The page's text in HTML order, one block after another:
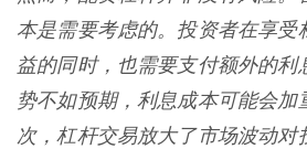
本是需要考虑的。投资者在享受
益的同时，也需要支付额外的利
势不如预期，利息成本可能会加
次，杠杆交易放大了市场波动对